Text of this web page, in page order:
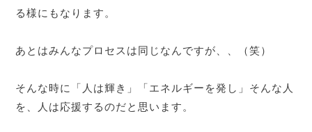
る様にもなります。
あとはみんなプロセスは同じなんですが、、（笑）
そんな時に「人は輝き」「エネルギーを発し」そんな人
を、人は応援するのだと思います。